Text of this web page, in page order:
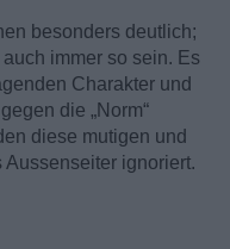
besonders deutlich;
immer so sein. Es
Charakter und
die „Norm“
diese mutigen und
ignoriert.